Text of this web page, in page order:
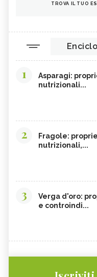
TROVA IL TUO
1
Asparagi:
nutrizionali...
2
Fragole:
nutrizionali,...
3
Verga d'oro:
e controindi...